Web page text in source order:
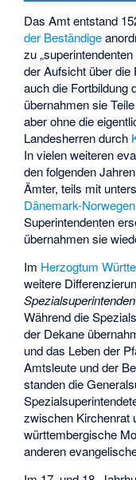
Das Amt entstand
der Beständige
zu
der Aufsicht über die
auch die Fortbildung
übernahmen sie
aber ohne die
Landesherren durch
In vielen weiteren
den folgenden
Ämter, teils mit
Dänemark-Norwegen
Superintendenten
übernahmen sie
Im Herzogtum
weitere
Während die
der Dekane
und das Leben der
Amtsleute und der
standen die
zwischen Kirchenrat
württembergische
anderen